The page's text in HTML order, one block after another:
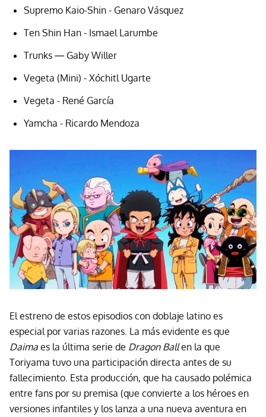
Supremo Kaio-Shin - Genaro Vásquez
Ten Shin Han - Ismael Larumbe
Trunks ― Gaby Willer
Vegeta (Mini) - Xóchitl Ugarte
Vegeta - René García
Yamcha - Ricardo Mendoza
El estreno de estos episodios con doblaje latino es
especial por varias razones. La más evidente es que
Daima es la última serie de Dragon Ballen la que
Toriyama tuvo una participación directa antes de su
fallecimiento. Esta producción, que ha causado polémica
entre fans por su premisa (que convierte a los héroes en
versiones infantiles y los lanza a una nueva aventura en